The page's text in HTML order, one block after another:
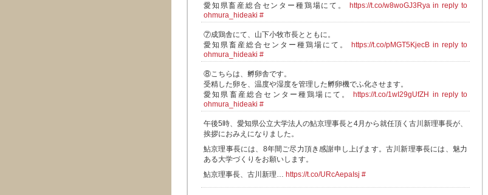
愛知県畜産総合センター種鶏場にて。
https://t.co/w8woGJ3Rya in reply to
ohmura_hideaki #
⑦成鶏舎にて、山下小牧市長とともに。
愛知県畜産総合センター種鶏場にて。
https://t.co/pMGT5KjecB in reply to
ohmura_hideaki #
⑧こちらは、孵卵舎です。
受精した卵を、温度や湿度を管理した孵卵機でふ化させます。
愛知県畜産総合センター種鶏場にて。
https://t.co/1wI29gUfZH in reply to
ohmura_hideaki #
午後5時、愛知県公立大学法人の鮎京理事長と4月から就任頂く古川新理事長が、
挨拶におみえになりました。
鮎京理事長には、8年間ご尽力頂き感謝申し上げます。古川新理事長には、魅力
ある大学づくりをお願いします。
鮎京理事長、古川新理… https://t.co/URcAepaIsj #